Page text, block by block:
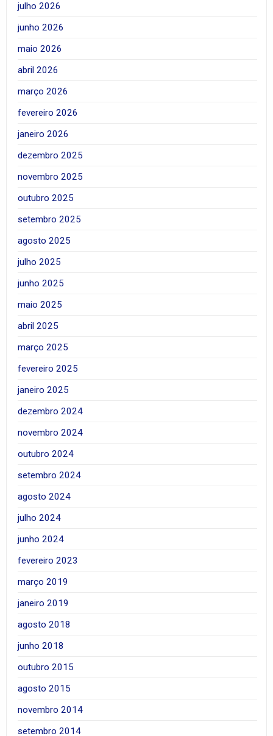
julho 2026
junho 2026
maio 2026
abril 2026
março 2026
fevereiro 2026
janeiro 2026
dezembro 2025
novembro 2025
outubro 2025
setembro 2025
agosto 2025
julho 2025
junho 2025
maio 2025
abril 2025
março 2025
fevereiro 2025
janeiro 2025
dezembro 2024
novembro 2024
outubro 2024
setembro 2024
agosto 2024
julho 2024
junho 2024
fevereiro 2023
março 2019
janeiro 2019
agosto 2018
junho 2018
outubro 2015
agosto 2015
novembro 2014
setembro 2014